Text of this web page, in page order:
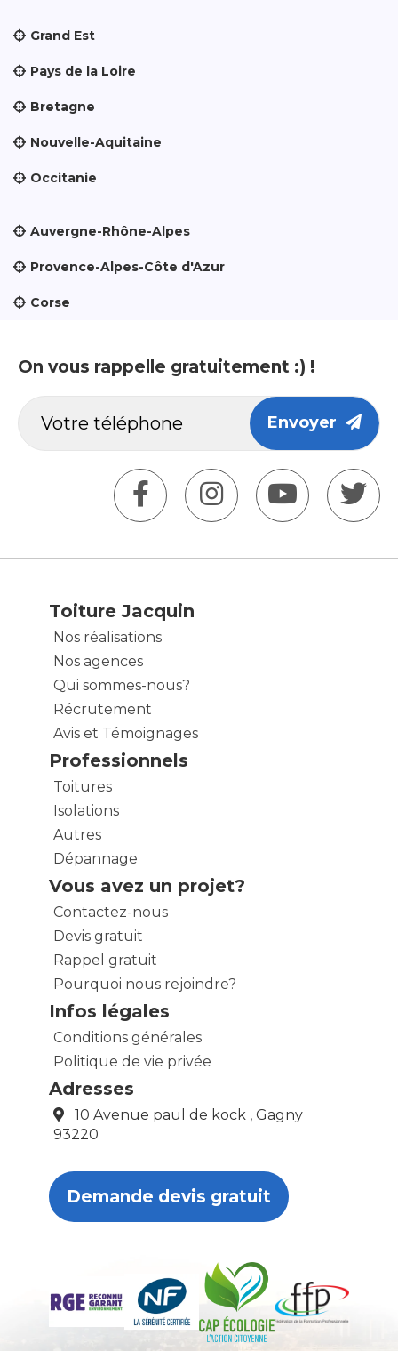
Grand Est
Pays de la Loire
Bretagne
Nouvelle-Aquitaine
Occitanie
Auvergne-Rhône-Alpes
Provence-Alpes-Côte d'Azur
Corse
On vous rappelle gratuitement :) !
Envoyer
Toiture Jacquin
Nos réalisations
Nos agences
Qui sommes-nous?
Récrutement
Avis et Témoignages
Professionnels
Toitures
Isolations
Autres
Dépannage
Vous avez un projet?
Contactez-nous
Devis gratuit
Rappel gratuit
Pourquoi nous rejoindre?
Infos légales
Conditions générales
Politique de vie privée
Adresses
10 Avenue paul de kock , Gagny
93220
Demande devis gratuit